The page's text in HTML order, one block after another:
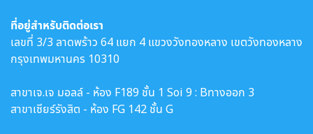
ที่อยู่สำหรับติดต่อเรา
เลขที่ 3/3 ลาดพร้าว 64 แยก 4 แขวงวังทองหลาง เขตวังทองหลาง
กรุงเทพมหานคร 10310
สาขาเจ.เจ มอลล์ - ห้อง F189 ชั้น 1 Soi 9 : Bทางออก 3
สาขาเซียร์รังสิต - ห้อง FG 142 ชั้น G